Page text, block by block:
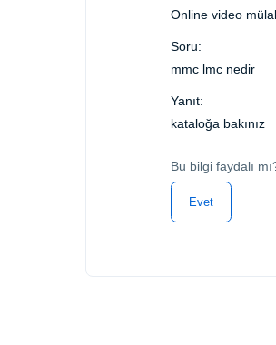
Online video
Soru:
mmc lmc nedir
Yanıt:
kataloğa bakınız
Bu bilgi faydalı
Evet